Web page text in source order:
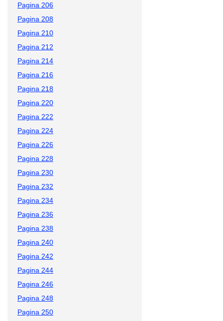
Pagina 206
Pagina 208
Pagina 210
Pagina 212
Pagina 214
Pagina 216
Pagina 218
Pagina 220
Pagina 222
Pagina 224
Pagina 226
Pagina 228
Pagina 230
Pagina 232
Pagina 234
Pagina 236
Pagina 238
Pagina 240
Pagina 242
Pagina 244
Pagina 246
Pagina 248
Pagina 250